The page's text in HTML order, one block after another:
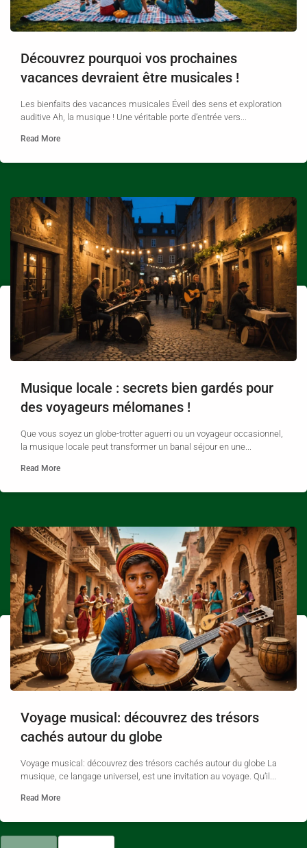
Découvrez pourquoi vos prochaines
vacances devraient être musicales !
Les bienfaits des vacances musicales Éveil des sens et exploration
auditive Ah, la musique ! Une véritable porte d’entrée vers...
Read More
Musique locale : secrets bien gardés pour
des voyageurs mélomanes !
Que vous soyez un globe-trotter aguerri ou un voyageur occasionnel,
la musique locale peut transformer un banal séjour en une...
Read More
Voyage musical: découvrez des trésors
cachés autour du globe
Voyage musical: découvrez des trésors cachés autour du globe La
musique, ce langage universel, est une invitation au voyage. Qu’il...
Read More